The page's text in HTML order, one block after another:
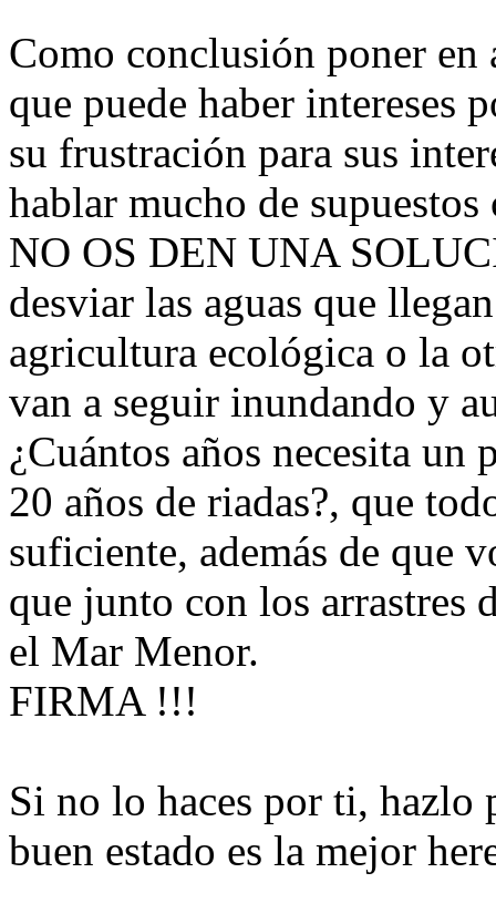
Como conclusión poner en
que puede haber
su frustración para sus
hablar mucho de
NO OS DEN UNA
desviar las aguas que
agricultura ecológica o la
van a seguir inundando y
¿Cuántos años necesita un
20 años de riadas?, que
suficiente, además de que
que junto con los arrastres
el Mar Menor.
FIRMA !!!
Si no lo haces por ti,
buen estado es la mejor